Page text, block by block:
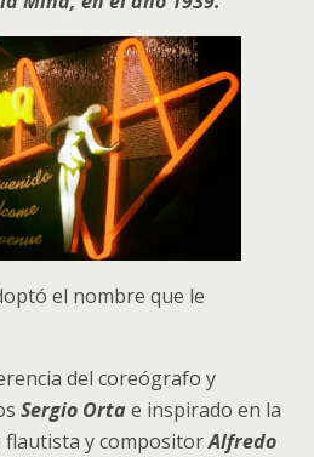
el nombre que le
del coreógrafo y
Sergio Orta e inspirado en la
flautista y compositorAlfredo